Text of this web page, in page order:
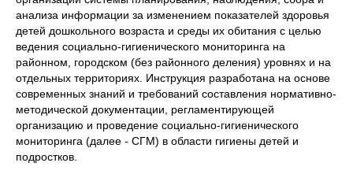
анализа информации за изменением показателей здоровья
детей дошкольного возраста и среды их обитания с целью
ведения социально-гигиенического мониторинга на
районном, городском (без районного деления) уровнях и на
отдельных территориях. Инструкция разработана на основе
современных знаний и требований составления нормативно-
методической документации, регламентирующей
организацию и проведение социально-гигиенического
мониторинга (далее - СГМ) в области гигиены детей и
подростков.